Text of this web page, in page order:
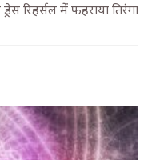
रिहर्सल में फहराया तिरंगा